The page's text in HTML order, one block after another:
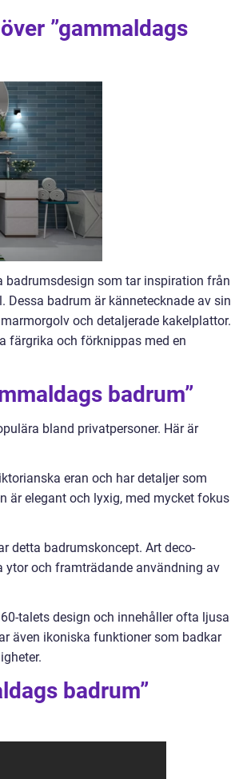
”gammaldags
badrumsdesign som tar inspiration från
badrum är kännetecknade av sin
och detaljerade kakelplattor.
färgrika och förknippas med en
badrum”
bland privatpersoner. Här är
eran och har detaljer som
är elegant och lyxig, med mycket fokus
detta badrumskoncept. Art deco-
ytor och framträdande användning av
talets design och innehåller ofta ljusa
även ikoniska funktioner som badkar
badrum”